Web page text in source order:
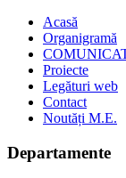
Acasă
Organigramă
Proiecte
Legături web
Contact
Noutăți M.E.
Departamente